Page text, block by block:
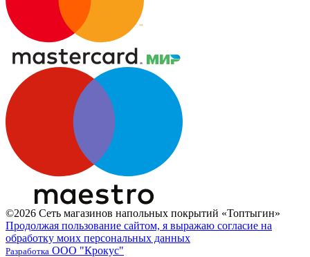
©2026 Сеть магазинов напольных покрытий «Топтыгин»
Продолжая пользование сайтом, я выражаю согласие на
обработку моих персональных данных
Разработка ООО "Крокус"